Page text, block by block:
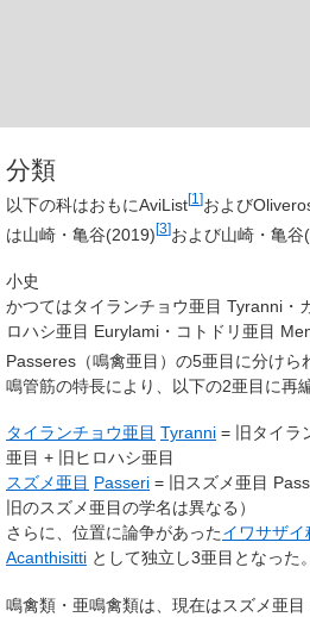
分類
以下の科はおもにAviList[1 ]および
は山崎・亀谷(2019)[3]および山崎・亀谷
小史
かつてはタイランチョウ亜目 Tyranni ・
ロハシ亜目 Eurylami ・コトドリ亜目
Passeres （鳴禽亜目）の5亜目に分けら
鳴管筋の特長により、以下の2亜目に再
タイランチョウ亜目 Tyranni = 旧タイラ
亜目 + 旧ヒロハシ亜目
スズメ亜目 Passeri = 旧スズメ亜目
旧のスズメ亜目の学名は異なる）
さらに、位置に論争があったイワサザイ
Acanthisitti として独立し3亜目となった。
鳴禽類・亜鳴禽類は、現在はスズメ亜